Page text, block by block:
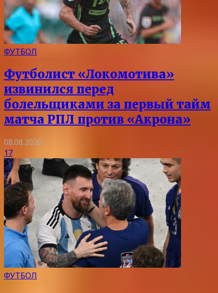
ФУТБОЛ
Футболист «Локомотива»
извинился перед
болельщиками за первый тайм
матча РПЛ против «Акрона»
08.08.2026
17
ФУТБОЛ